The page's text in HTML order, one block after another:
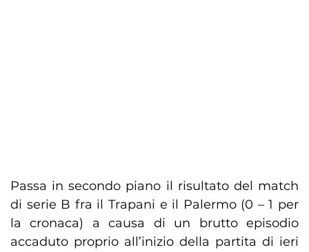
Passa in secondo piano il risultato del match
di serie B fra il Trapani e il Palermo (0 – 1 per
la cronaca) a causa di un brutto episodio
accaduto proprio all’inizio della partita di ieri